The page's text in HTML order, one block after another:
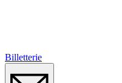
Billetterie